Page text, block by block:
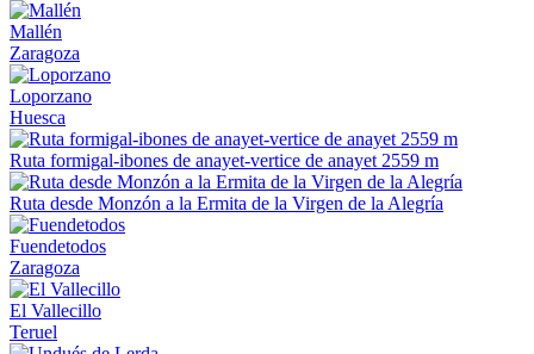
Mallén
Zaragoza
Loporzano
Huesca
Ruta formigal-ibones de anayet-vertice de anayet 2559 m
Ruta desde Monzón a la Ermita de la Virgen de la Alegría
Fuendetodos
Zaragoza
El Vallecillo
Teruel